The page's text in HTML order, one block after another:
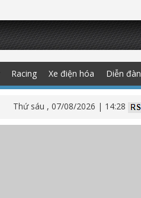
Racing Xe điện hóa Diễn đàn
Thứ sáu , 07/08/2026 | 14:28